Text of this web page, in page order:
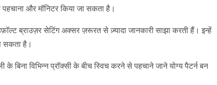
और मॉनिटर किया जा सकता है।
ब्राउज़र सेटिंग अक्सर ज़रूरत से ज़्यादा जानकारी साझा करती हैं। इन्हें
सकता है।
के बिना विभिन्न प्रॉक्सी के बीच स्विच करने से पहचाने जाने योग्य पैटर्न बन